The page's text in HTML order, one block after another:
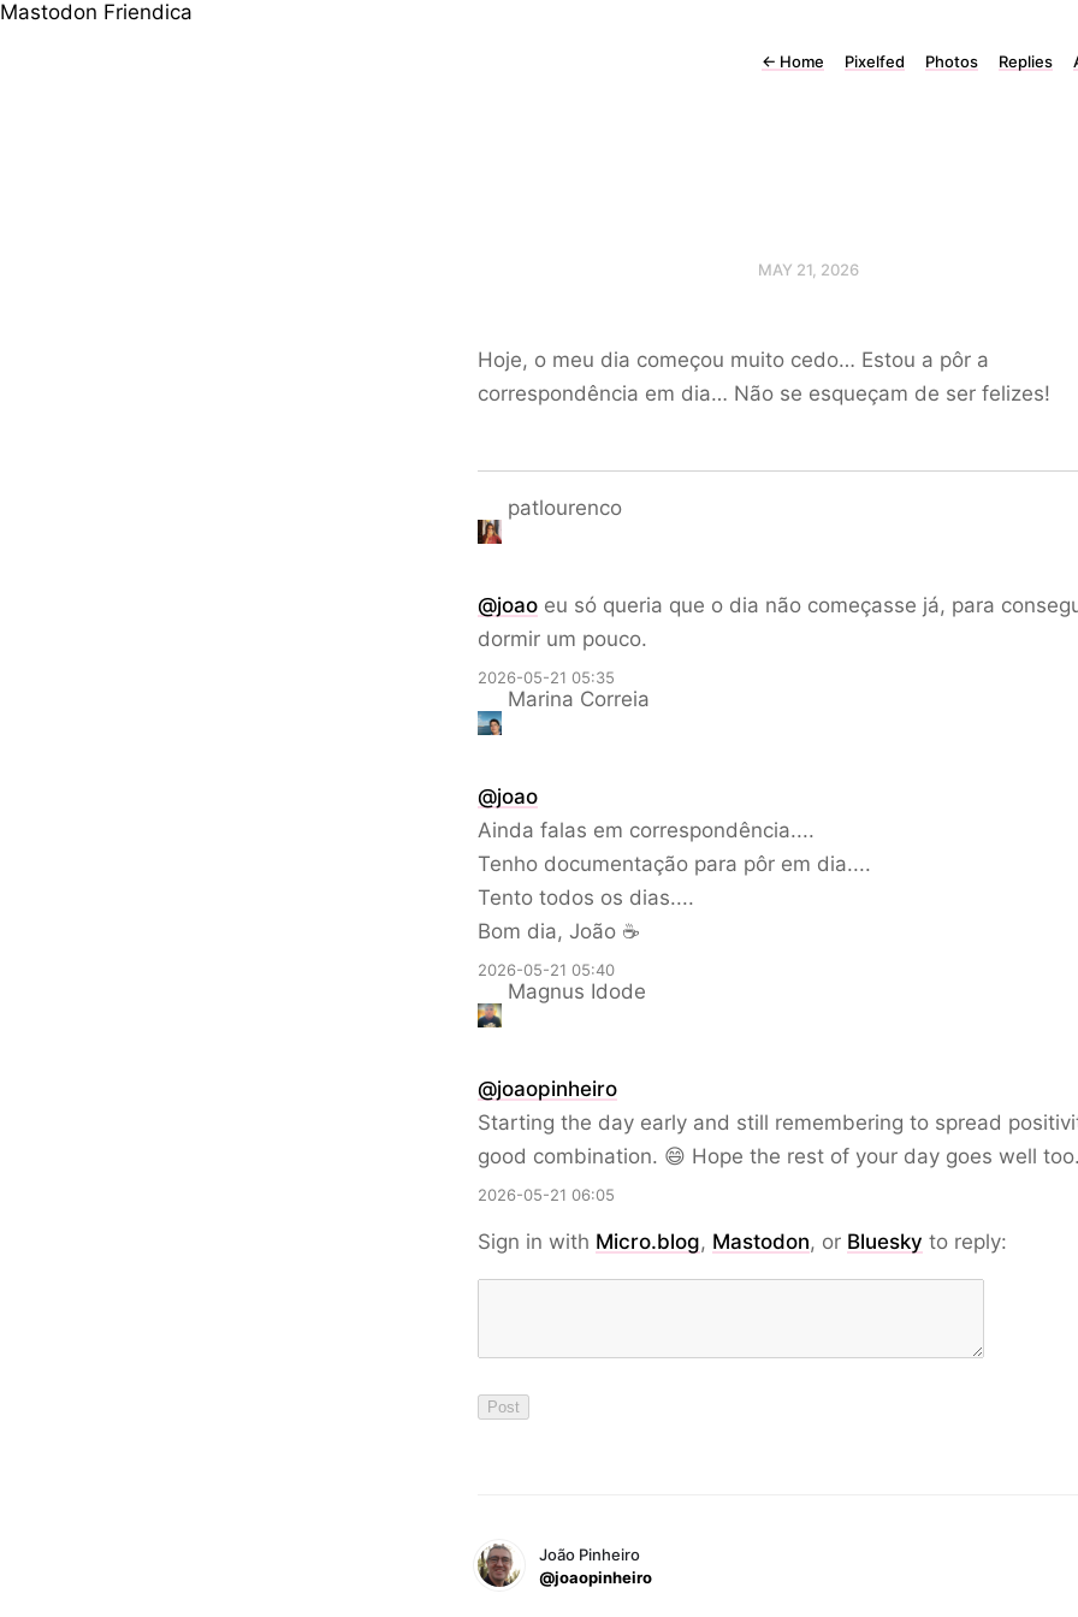
Mastodon Friendica
← Home Pixelfed Photos Replies
MAY 21, 2026
Hoje, o meu dia começou muito cedo… Estou a pôr a
correspondência em dia… Não se esqueçam de ser felizes!
patlourenco
@joao eu só queria que o dia não começasse já, para
dormir um pouco.
2026-05-21 05:35
Marina Correia
@joao
Ainda falas em correspondência....
Tenho documentação para pôr em dia....
Tento todos os dias....
Bom dia, João ☕
2026-05-21 05:40
Magnus Idode
@joaopinheiro
Starting the day early and still remembering to spread
good combination. 😄 Hope the rest of your day goes well
2026-05-21 06:05
Sign in with Micro.blog, Mastodon, or Bluesky to reply:
João Pinheiro
@joaopinheiro